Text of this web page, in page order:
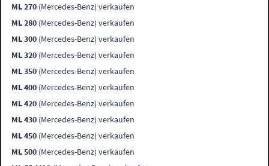
ML 270 (Mercedes-Benz) verkaufen
ML 280 (Mercedes-Benz) verkaufen
ML 300 (Mercedes-Benz) verkaufen
ML 320 (Mercedes-Benz) verkaufen
ML 350 (Mercedes-Benz) verkaufen
ML 400 (Mercedes-Benz) verkaufen
ML 420 (Mercedes-Benz) verkaufen
ML 430 (Mercedes-Benz) verkaufen
ML 450 (Mercedes-Benz) verkaufen
ML 500 (Mercedes-Benz) verkaufen